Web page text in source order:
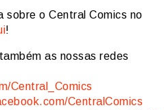
sobre o Central Comics no
!
as nossas redes
Central_Comics
CentralComics